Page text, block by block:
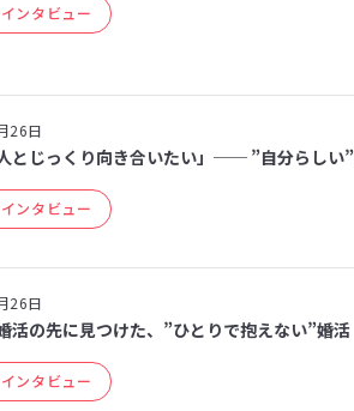
ンタビュー
26日
人とじっくり向き合いたい」── ”自分らしい
ンタビュー
26日
活の先に見つけた、”ひとりで抱えない”婚活
ンタビュー